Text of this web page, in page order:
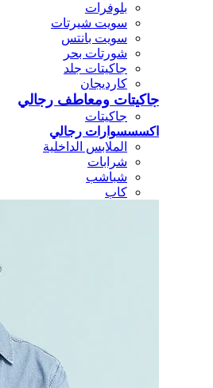
بلوفرات
سويت شيرتات
سويت بانتس
شورتات بحر
جاكيتات جلد
كارديجان
جاكيتات ومعاطف رجالي
جاكيتات
اكسسسوارات رجالي
الملابس الداخلية
شرابات
شباشب
كاب